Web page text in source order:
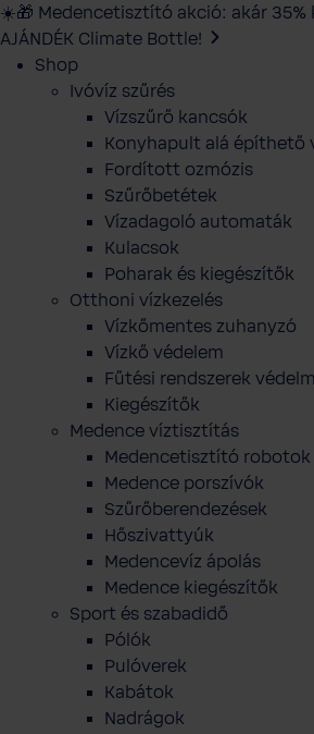
☀️🎁 Medencetisztító akció: akár 35%
AJÁNDÉK Climate Bottle!
Shop
Ivóvíz szűrés
Vízszűrő kancsók
Konyhapult alá építhető
Fordított ozmózis
Szűrőbetétek
Vízadagoló automaták
Kulacsok
Poharak és kiegészítők
Otthoni vízkezelés
Vízkőmentes zuhanyzó
Vízkő védelem
Fűtési rendszerek
Kiegészítők
Medence víztisztítás
Medencetisztító robotok
Medence porszívók
Szűrőberendezések
Hőszivattyúk
Medencevíz ápolás
Medence kiegészítők
Sport és szabadidő
Pólók
Pulóverek
Kabátok
Nadrágok